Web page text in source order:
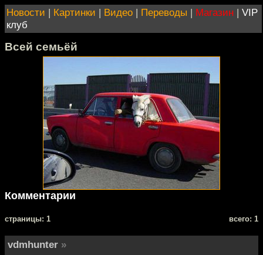
Новости | Картинки | Видео | Переводы | Магазин | VIP
клуб
Всей семьёй
Комментарии
cтраницы: 1 всего: 1
vdmhunter »